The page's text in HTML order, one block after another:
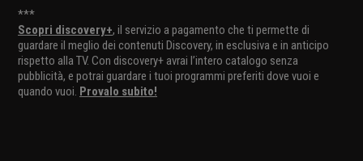
***
Scopri discovery+, il servizio a pagamento che ti permette di
guardare il meglio dei contenuti Discovery, in esclusiva e in anticipo
rispetto alla TV. Con discovery+ avrai l’intero catalogo senza
pubblicità, e potrai guardare i tuoi programmi preferiti dove vuoi e
quando vuoi. Provalo subito!